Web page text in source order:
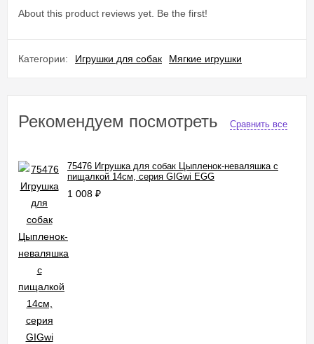
About this product reviews yet. Be the first!
Категории: Игрушки для собак Мягкие игрушки
Рекомендуем посмотреть Сравнить все
75476 Игрушка для собак Цыпленок-неваляшка с
пищалкой 14см, серия GIGwi EGG
1 008 ₽